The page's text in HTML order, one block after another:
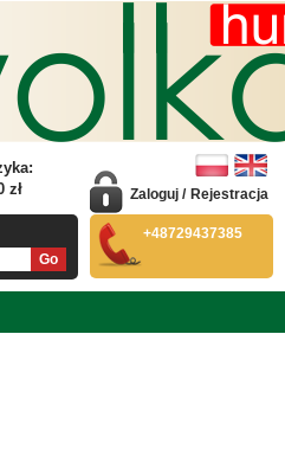
zł Zaloguj / Rejestracja
+48729437385